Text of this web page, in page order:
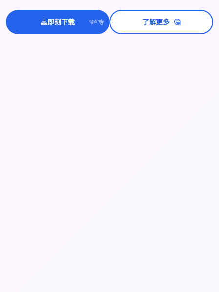
即刻下载 ✨
⭐💫 了解更多 🤔